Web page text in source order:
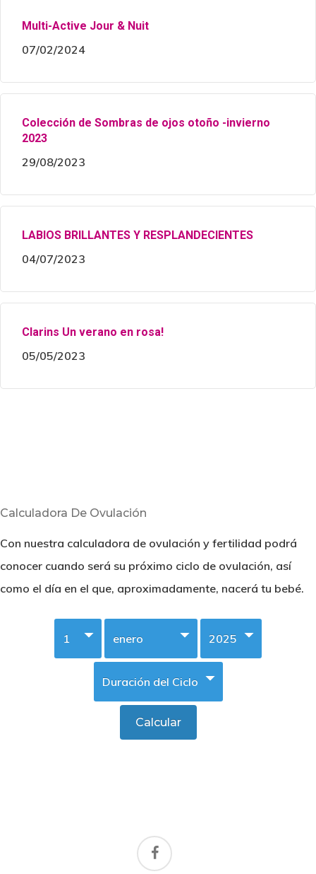
Multi-Active Jour & Nuit
07/02/2024
Colección de Sombras de ojos otoño -invierno
2023
29/08/2023
LABIOS BRILLANTES Y RESPLANDECIENTES
04/07/2023
Clarins Un verano en rosa!
05/05/2023
Calculadora De Ovulación
Con nuestra calculadora de ovulación y fertilidad podrá
conocer cuando será su próximo ciclo de ovulación, así
como el día en el que, aproximadamente, nacerá tu bebé.
facebook